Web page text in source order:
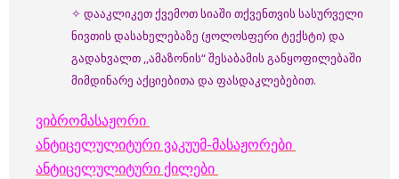
✧ დააკლიკეთ ქვემოთ სიაში თქვენთვის სასურველი
ნივთის დასახელებაზე (ჟოლოსფერი ტექსტი) და
გადახვალთ ,,ამაზონის“ შესაბამის განყოფილებაში
მიმდინარე აქციებითა და ფასდაკლებებით.
ვიბრომასაჟორი
ანტიცელულიტური ვაკუუმ-მასაჟორები
ანტიცელულიტური ქილები